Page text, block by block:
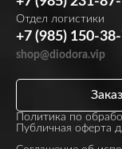
Отдел логистики
+7 (985) 150-
shop@diodora.vip
Политика по
Публичная оферта